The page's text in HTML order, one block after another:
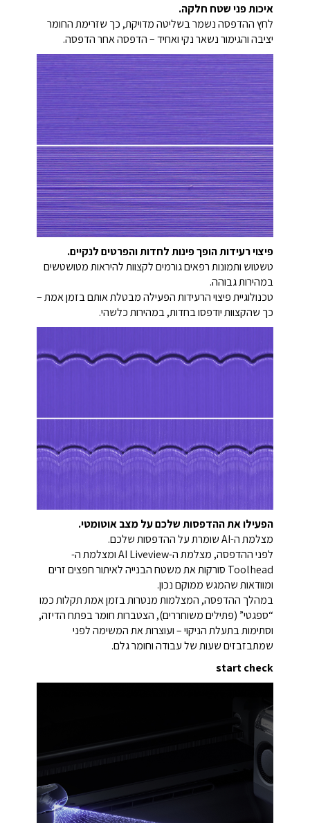
איכות פני שטח חלקה.
לחץ ההדפסה נשמר בשליטה מדויקת, כך שזרימת החומר
יציבה והגימור נשאר נקי ואחיד – הדפסה אחר הדפסה.
פיצוי רעידות הופך פינות לחדות והפרטים לנקיים.
טשטוש ותמונות רפאים גורמים לקצוות להיראות מטושטשים
במהירות גבוהה.
טכנולוגיית פיצוי הרעידות הפעילה מבטלת אותם בזמן אמת –
כך שהקצוות יודפסו בחדות, במהירות כלשהי.
הפעילו את ההדפסות שלכם על מצב אוטומטי.
מצלמת ה-AI שומרת על ההדפסות שלכם.
לפני ההדפסה, מצלמת ה-AI Liveview ומצלמת ה-
Toolhead סורקות את משטח הבנייה לאיתור חפצים זרים
ומוודאות שהמגש ממוקם נכון.
במהלך ההדפסה, המצלמות מנטרות בזמן אמת תקלות כמו
“ספגטי” (פתילים משוחררים), הצטברות חומר בפתח הדיזה,
וסתימות בתעלת הניקוי – ועוצרות את המשימה לפני
שמתבזבזים שעות של עבודה וחומר גלם.
start check